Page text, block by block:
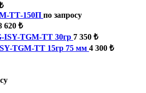
ТТ-150П по запросу
620 ₺
ISY-TGM-ТТ 30гр 7 350 ₺
TGM-ТТ 15гр 75 мм 4 300 ₺